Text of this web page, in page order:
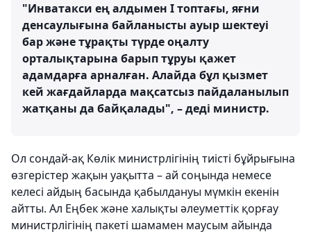
"Инватакси ең алдымен I топтағы, яғни
денсаулығына байланысты ауыр шектеуі
бар және тұрақты түрде оңалту
орталықтарына барып тұруы қажет
адамдарға арналған. Алайда бұл қызмет
кей жағдайларда мақсатсыз пайдаланылып
жатқаны да байқалады", – деді министр.
Ол сондай-ақ Көлік министрлігінің тиісті бұйрығына
өзгерістер жақын уақытта – ай соңында немесе
келесі айдың басында қабылдануы мүмкін екенін
айтты. Ал Еңбек және халықты әлеуметтік қорғау
министрлігінің пакеті шамамен маусым айында